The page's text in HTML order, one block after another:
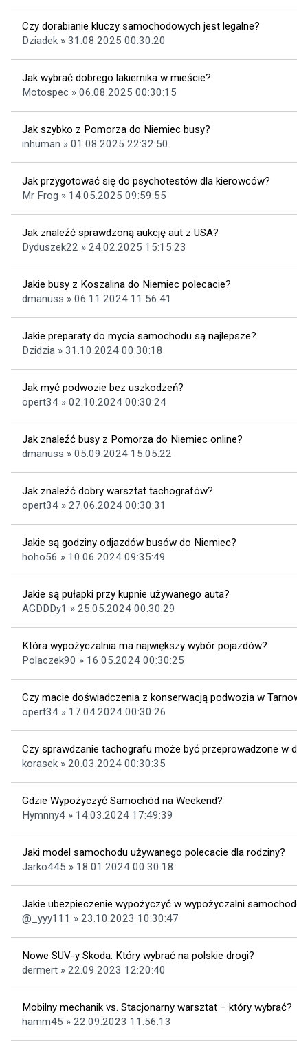
Czy dorabianie kluczy samochodowych jest legalne?
Dziadek » 31.08.2025 00:30:20
Jak wybrać dobrego lakiernika w mieście?
Motospec » 06.08.2025 00:30:15
Jak szybko z Pomorza do Niemiec busy?
inhuman » 01.08.2025 22:32:50
Jak przygotować się do psychotestów dla kierowców?
Mr Frog » 14.05.2025 09:59:55
Jak znaleźć sprawdzoną aukcję aut z USA?
Dyduszek22 » 24.02.2025 15:15:23
Jakie busy z Koszalina do Niemiec polecacie?
dmanuss » 06.11.2024 11:56:41
Jakie preparaty do mycia samochodu są najlepsze?
Dzidzia » 31.10.2024 00:30:18
Jak myć podwozie bez uszkodzeń?
opert34 » 02.10.2024 00:30:24
Jak znaleźć busy z Pomorza do Niemiec online?
dmanuss » 05.09.2024 15:05:22
Jak znaleźć dobry warsztat tachografów?
opert34 » 27.06.2024 00:30:31
Jakie są godziny odjazdów busów do Niemiec?
hoho56 » 10.06.2024 09:35:49
Jakie są pułapki przy kupnie używanego auta?
AGDDDy1 » 25.05.2024 00:30:29
Która wypożyczalnia ma największy wybór pojazdów?
Polaczek90 » 16.05.2024 00:30:25
Czy macie doświadczenia z konserwacją podwozia w
opert34 » 17.04.2024 00:30:26
Czy sprawdzanie tachografu może być przeprowadzone w
korasek » 20.03.2024 00:30:35
Gdzie Wypożyczyć Samochód na Weekend?
Hymnny4 » 14.03.2024 17:49:39
Jaki model samochodu używanego polecacie dla rodziny?
Jarko445 » 18.01.2024 00:30:18
Jakie ubezpieczenie wypożyczyć w wypożyczalni
@_yyy111 » 23.10.2023 10:30:47
Nowe SUV-y Skoda: Który wybrać na polskie drogi?
dermert » 22.09.2023 12:20:40
Mobilny mechanik vs. Stacjonarny warsztat – który wybrać?
hamm45 » 22.09.2023 11:56:13